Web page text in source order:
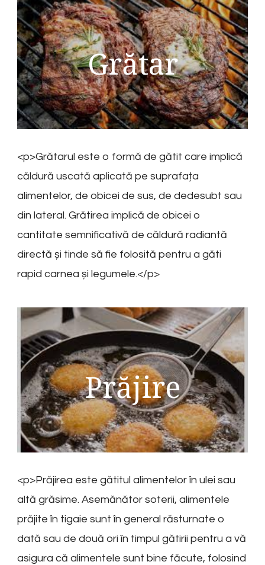
Grătar
<p>Grătarul este o formă de gătit care implică
căldură uscată aplicată pe suprafața
alimentelor, de obicei de sus, de dedesubt sau
din lateral. Grătirea implică de obicei o
cantitate semnificativă de căldură radiantă
directă și tinde să fie folosită pentru a găti
rapid carnea și legumele.</p>
Prăjire
<p>Prăjirea este gătitul alimentelor în ulei sau
altă grăsime. Asemănător soterii, alimentele
prăjite în tigaie sunt în general răsturnate o
dată sau de două ori în timpul gătirii pentru a vă
asigura că alimentele sunt bine făcute, folosind